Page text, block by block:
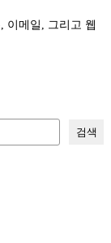
이메일, 그리고 웹
검색